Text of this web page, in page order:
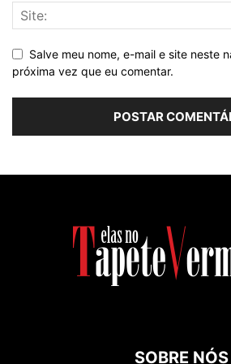
Salve meu nome, e-mail e site neste
próxima vez que eu comentar.
SOBRE NÓS